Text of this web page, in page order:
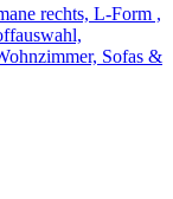
rechts, L-Form ,
Sofas &